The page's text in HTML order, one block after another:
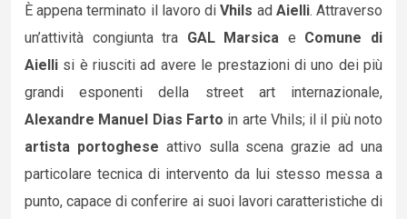
È appena terminato il lavoro diVhils ad Aielli. Attraverso
un’attività congiunta tra GAL Marsica e Comune di
Aielli si è riusciti ad avere le prestazioni di uno dei più
grandi esponenti della street art internazionale,
Alexandre Manuel Dias Farto in arte Vhils; il il più noto
artista portoghese attivo sulla scena grazie ad una
particolare tecnica di intervento da lui stesso messa a
punto, capace di conferire ai suoi lavori caratteristiche di